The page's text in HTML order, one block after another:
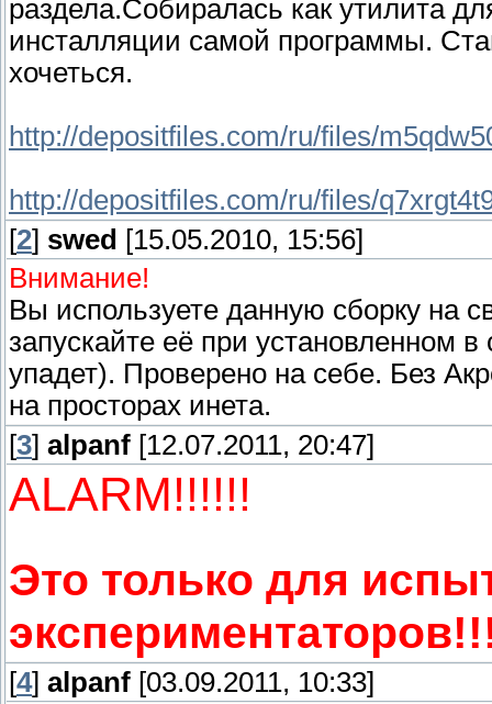
раздела.Собиралась как утилита
инсталляции самой программы.
хочеться.
http://depositfiles.com/ru/files/
http://depositfiles.com/ru/files/
[2] swed [15.05.2010, 15:56]
Внимание!
Вы используете данную сборку на
запускайте её при установленном
упадет). Проверено на себе. Без
на просторах инета.
[3] alpanf [12.07.2011, 20:47]
ALARM!!!!!!
Это только для
[4] alpanf [03.09.2011, 10:33]